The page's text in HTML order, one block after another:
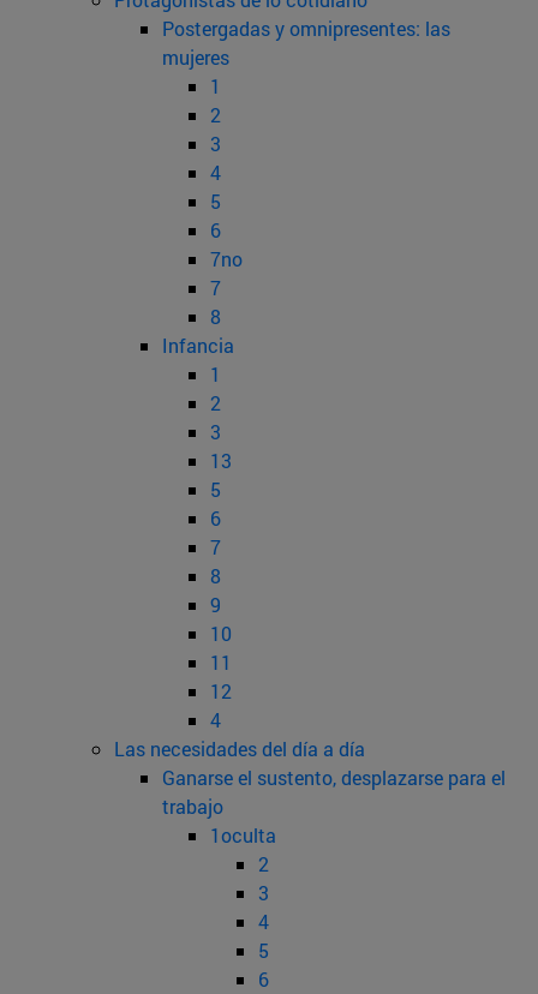
Postergadas y omnipresentes: las
mujeres
1
2
3
4
5
6
7no
7
8
Infancia
1
2
3
13
5
6
7
8
9
10
11
12
4
Las necesidades del día a día
Ganarse el sustento, desplazarse para el
trabajo
1oculta
2
3
4
5
6